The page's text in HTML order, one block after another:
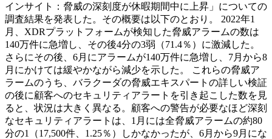
インサイト：脅威の深刻度が休暇期間中に上昇」についての
調査結果を発表した。その概要は以下のとおり。 2022年1
月、XDRプラットフォームが検知した脅威アラームの数は
140万件に急増し、その後4分の3弱（71.4％）に激減した。
さらにその後、6月にアラームが140万件に急増し、7月から8
月にかけては緩やかながら減少を示した。 これらの脅威ア
ラームのうち、バラクーダの脅威エキスパートの詳しい検証
の後に顧客へのセキュリティアラートを引き起こした数を見
ると、状況は大きく異なる。顧客への警告が必要なほど深刻
なセキュリティアラートは、1月には全脅威アラームの約80
分の1（17,500件、1.25％）しかなかったが、6月から9月にな